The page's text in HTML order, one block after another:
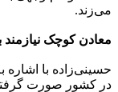
می‌زند.
معادن کوچک نیازمند
حسینی‌زاده با
در کشور صورت